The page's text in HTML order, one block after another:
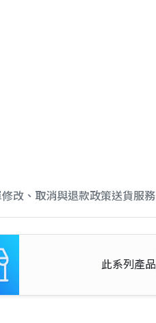
改、取消與退款政策送貨服務
此系列產品